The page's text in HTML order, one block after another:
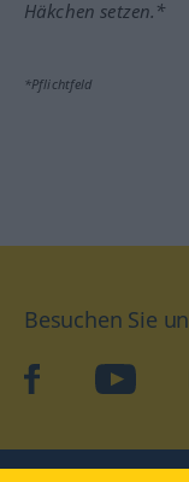
Häkchen setzen.*
*Pflichtfeld
Besuchen Sie
facebookYouTube